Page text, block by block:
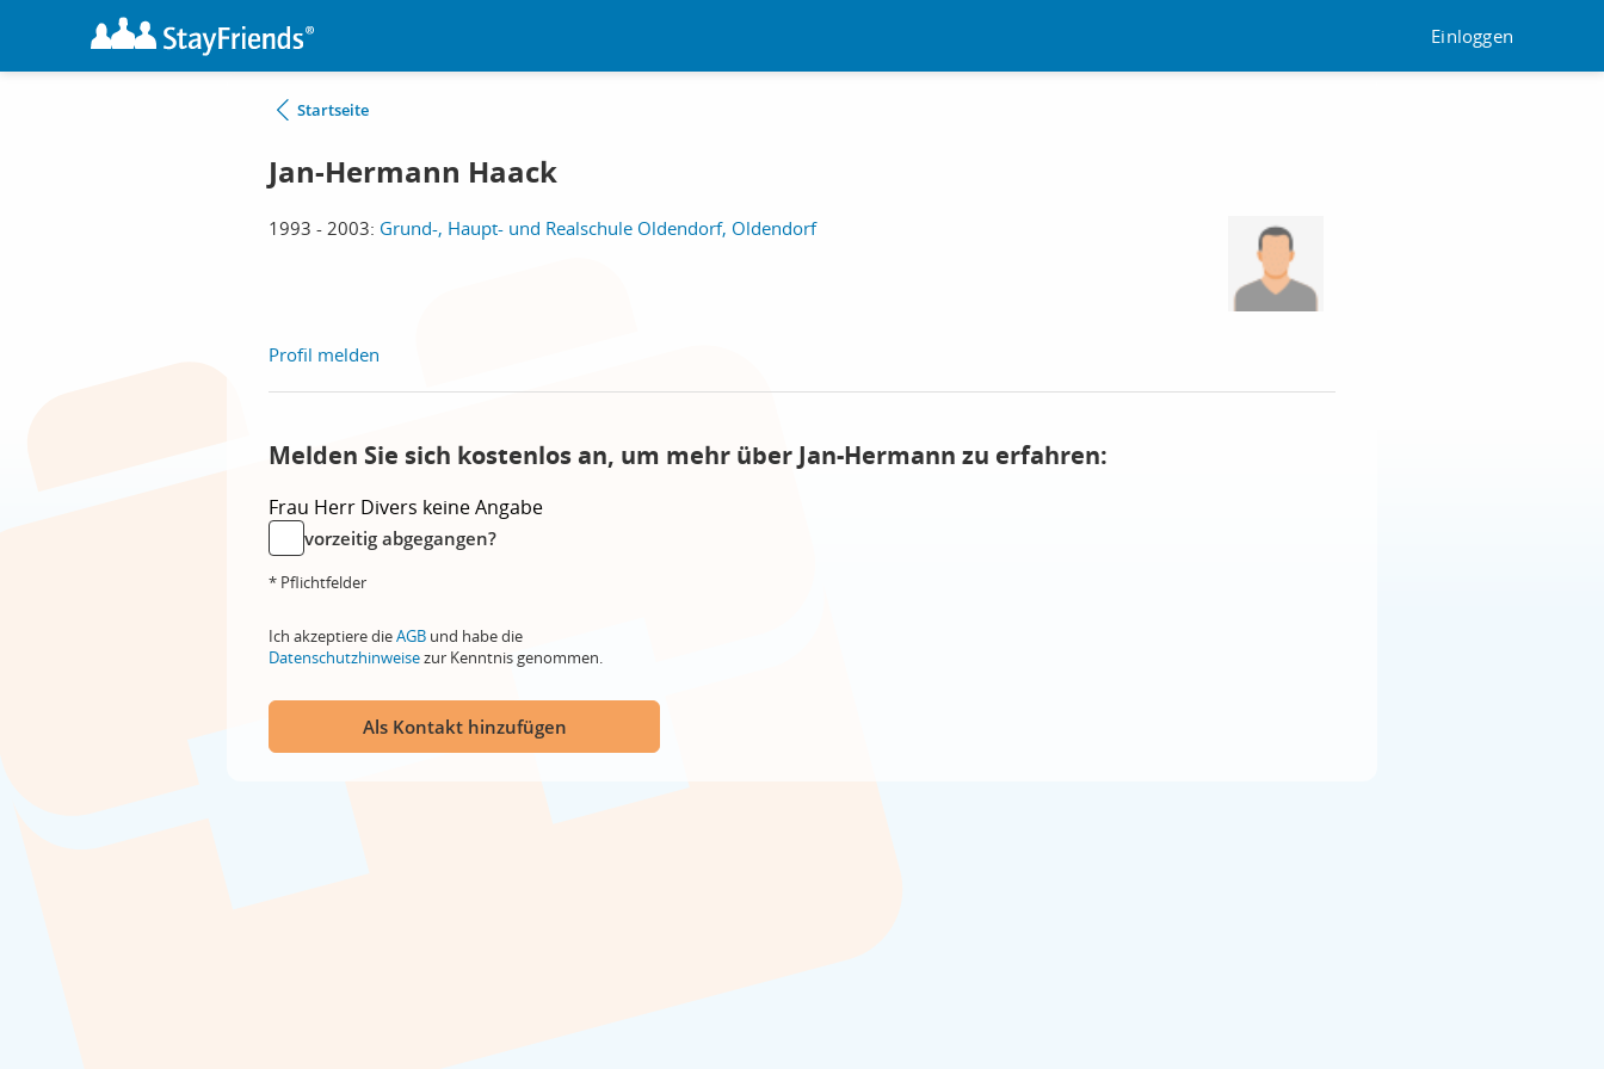
Einloggen
Startseite
Jan-Hermann Haack
1993 - 2003: Grund-, Haupt- und Realschule Oldendorf, Oldendorf
Profil melden
Melden Sie sich kostenlos an, um mehr über Jan-Hermann zu erfahren:
Frau Herr Divers keine Angabe
vorzeitig abgegangen?
* Pflichtfelder
Ich akzeptiere dieAGB und habe die
Datenschutzhinweisezur Kenntnis genommen.
Als Kontakt hinzufügen